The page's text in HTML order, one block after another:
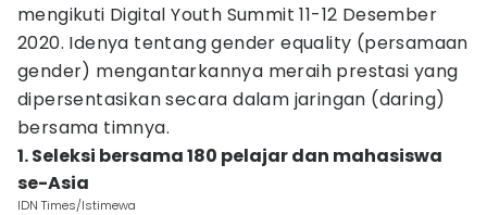
mengikuti Digital Youth Summit 11-12 Desember
2020. Idenya tentang gender equality (persamaan
gender) mengantarkannya meraih prestasi yang
dipersentasikan secara dalam jaringan (daring)
bersama timnya.
1. Seleksi bersama 180 pelajar dan mahasiswa
se-Asia
IDN Times/Istimewa